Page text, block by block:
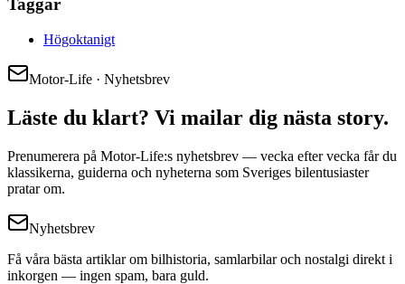
Taggar
Högoktanigt
Motor-Life · Nyhetsbrev
Läste du klart? Vi mailar dig nästa story.
Prenumerera på Motor-Life:s nyhetsbrev — vecka efter vecka får du
klassikerna, guiderna och nyheterna som Sveriges bilentusiaster
pratar om.
Nyhetsbrev
Få våra bästa artiklar om bilhistoria, samlarbilar och nostalgi direkt i
inkorgen — ingen spam, bara guld.